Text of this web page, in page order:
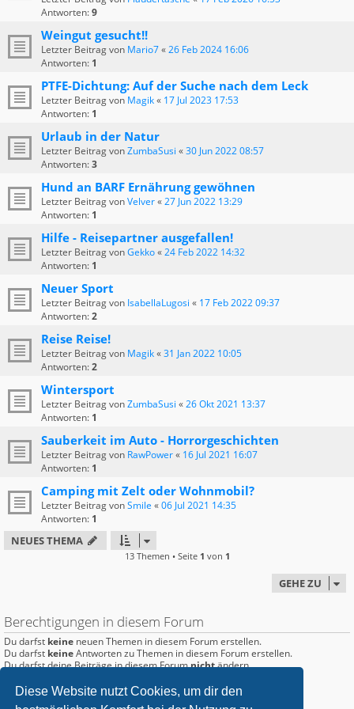
Diese Website nutzt Cookies, um dir den
Antworten:9
Weingut gesucht!!
Letzter Beitrag von Mario7«26 Feb 2024 16:06
Antworten: 1
PTFE-Dichtung: Auf der Suche nach dem Leck
Letzter Beitrag von Magik« 17 Jul 2023 17:53
Antworten: 1
Urlaub in der Natur
Letzter Beitrag vonZumbaSusi «30 Jun 2022 08:57
Antworten:3
Hund an BARF Ernährung gewöhnen
Letzter Beitrag vonVelver«27 Jun 2022 13:29
Antworten: 1
Hilfe - Reisepartner ausgefallen!
Letzter Beitrag vonGekko«24 Feb 2022 14:32
Antworten: 1
Neuer Sport
Letzter Beitrag von IsabellaLugosi « 17 Feb 2022 09:37
Antworten:2
Reise Reise!
Letzter Beitrag von Magik«31 Jan 2022 10:05
Antworten:2
Wintersport
Letzter Beitrag vonZumbaSusi «26 Okt 2021 13:37
Antworten: 1
Sauberkeit im Auto - Horrorgeschichten
Letzter Beitrag von RawPower« 16 Jul 2021 16:07
Antworten: 1
Camping mit Zelt oder Wohnmobil?
Letzter Beitrag vonSmile «06 Jul 2021 14:35
Antworten: 1
NEUES THEMA
13 Themen • Seite 1 von 1
GEHE ZU
Berechtigungen in diesem Forum
Du darfst keine neuen Themen in diesem Forum erstellen.
Du darfst keineAntworten zu Themen in diesem Forum erstellen.
Du darfst deine Beiträge in diesem Forumnichtändern.
Du darfstkeineDateianhänge in diesem Forum erstellen.